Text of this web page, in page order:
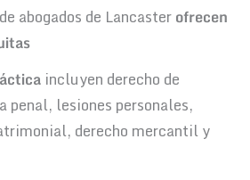
abogados de Lancasterofrecen
incluyen derecho de
penal, lesiones personales,
derecho mercantil y